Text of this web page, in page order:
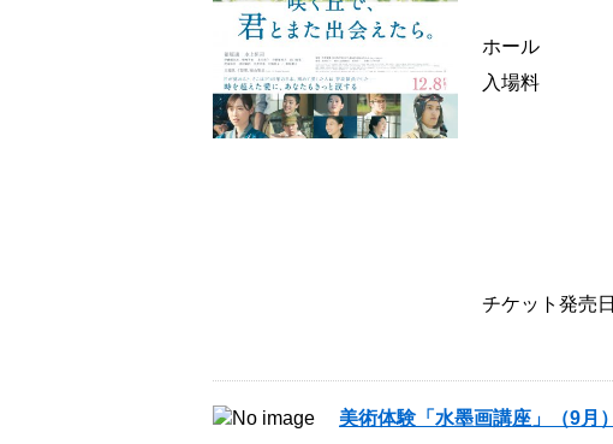
ホール
入場料
チケット発売日
美術体験「水墨画講座」（9月）